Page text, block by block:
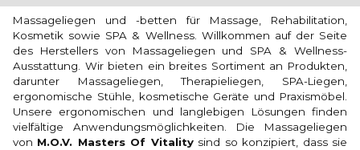
Massageliegen und -betten für Massage, Rehabilitation,
Kosmetik sowie SPA & Wellness. Willkommen auf der Seite
des Herstellers von Massageliegen und SPA & Wellness-
Ausstattung. Wir bieten ein breites Sortiment an Produkten,
darunter Massageliegen, Therapieliegen, SPA-Liegen,
ergonomische Stühle, kosmetische Geräte und Praxismöbel.
Unsere ergonomischen und langlebigen Lösungen finden
vielfältige Anwendungsmöglichkeiten. Die Massageliegen
von M.O.V. Masters Of Vitalitysind so konzipiert, dass sie